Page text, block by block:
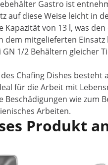
Gastro ist
auf diese Weise leicht in
Kapazität von 13 l, was
dem mitgelieferten
1/2 Behältern gleicher
Chafing Dishes
für die Arbeit mit
wie zum
Arbeiten.
Produkt